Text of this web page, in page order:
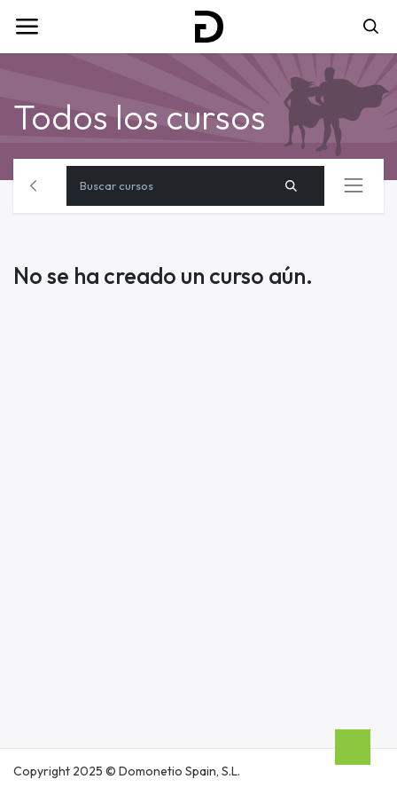
Todos los cursos
No se ha creado un curso aún.
Copyright 2025 © Domonetio Spain, S.L.